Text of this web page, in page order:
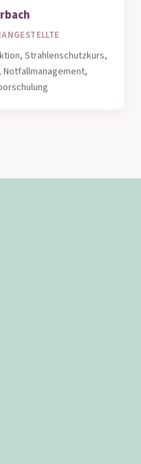
Strahlenschutzkurs,
Notfallmanagement,